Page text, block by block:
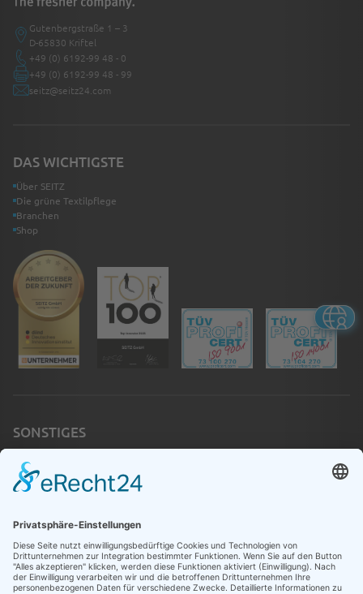
Gutenbergstraße 1 – 3
D-65830 Kriftel
+49 (0) 6192-99 48 - 0
+49 (0) 6192-99 48 - 99
seitz@seitz24.com
DAS WICHTIGSTE
Über SEITZ
Die grüne Textilpflege
Branchen
Shop
SONSTIGES
Schulungen
Notfall
Betriebsanweisungen
Newsletter